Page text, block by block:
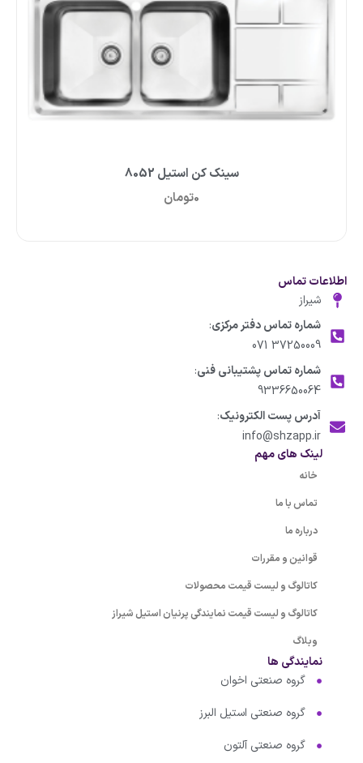
سینک کن استیل 8052
0تومان
اطلاعات تماس
شیراز
شماره تماس دفتر مرکزی:
37250009 071
شماره تماس پشتیبانی فنی:
9336650064
آدرس پست الکترونیک:
info@shzapp.ir
لینک های مهم
خانه
تماس با ما
درباره ما
قوانین و مقررات
کاتالوگ و لیست قیمت محصولات
کاتالوگ و لیست قیمت نمایندگی پرنیان استیل شیراز
وبلاگ
نمایندگی ها
گروه صنعتی اخوان
گروه صنعتی استیل البرز
گروه صنعتی آلتون